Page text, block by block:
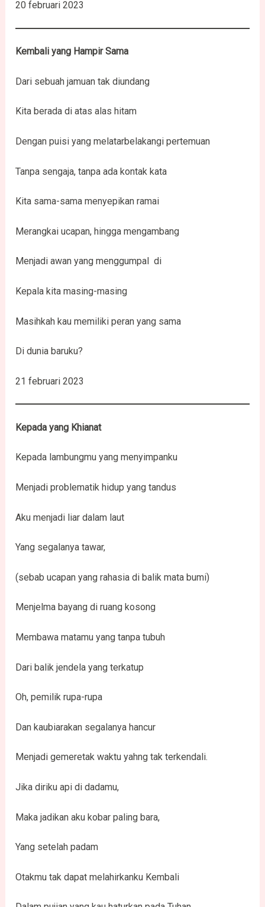
20 februari 2023
Kembali yang Hampir Sama
Dari sebuah jamuan tak diundang
Kita berada di atas alas hitam
Dengan puisi yang melatarbelakangi pertemuan
Tanpa sengaja, tanpa ada kontak kata
Kita sama-sama menyepikan ramai
Merangkai ucapan, hingga mengambang
Menjadi awan yang menggumpal di
Kepala kita masing-masing
Masihkah kau memiliki peran yang sama
Di dunia baruku?
21 februari 2023
Kepada yang Khianat
Kepada lambungmu yang menyimpanku
Menjadi problematik hidup yang tandus
Aku menjadi liar dalam laut
Yang segalanya tawar,
(sebab ucapan yang rahasia di balik mata bumi)
Menjelma bayang di ruang kosong
Membawa matamu yang tanpa tubuh
Dari balik jendela yang terkatup
Oh, pemilik rupa-rupa
Dan kaubiarakan segalanya hancur
Menjadi gemeretak waktu yahng tak terkendali.
Jika diriku api di dadamu,
Maka jadikan aku kobar paling bara,
Yang setelah padam
Otakmu tak dapat melahirkanku Kembali